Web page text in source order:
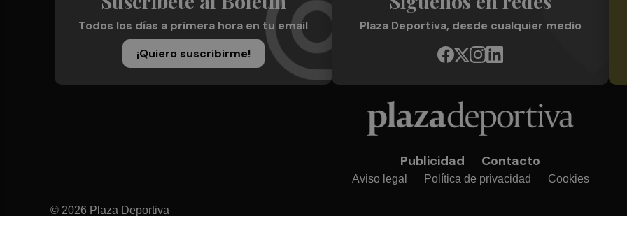
Todos los días a primera hora en tu email
¡Quiero suscribirme!
Plaza Deportiva, desde cualquier medio
Publicidad Contacto
Aviso legal Política de privacidad Cookies
© 2026 Plaza Deportiva